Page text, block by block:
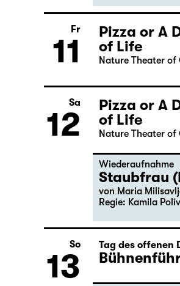
Fr
11
Pizza or A
of Life
Nature Theater of
Sa
12
Pizza or A
of Life
Nature Theater of
Wiederaufnahme
Staubfrau
von Maria
Regie: Kamila
So
13
Tag des offenen